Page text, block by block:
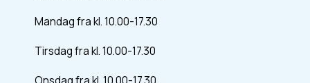
Mandag fra kl. 10.00-17.30
Tirsdag fra kl. 10.00-17.30
Onsdag fra kl. 10.00-17.30